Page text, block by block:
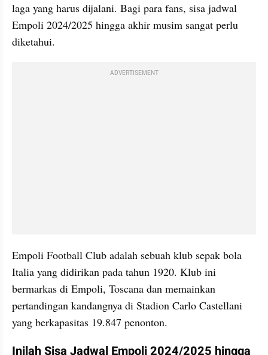
laga yang harus dijalani. Bagi para fans, sisa jadwal
Empoli 2024/2025 hingga akhir musim sangat perlu
diketahui.
ADVERTISEMENT
Empoli Football Club adalah sebuah klub sepak bola
Italia yang didirikan pada tahun 1920. Klub ini
bermarkas di Empoli, Toscana dan memainkan
pertandingan kandangnya di Stadion Carlo Castellani
yang berkapasitas 19.847 penonton.
Inilah Sisa Jadwal Empoli 2024/2025 hingga